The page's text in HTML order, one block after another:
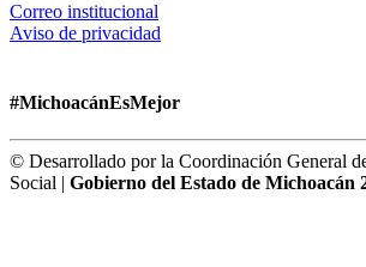
Correo institucional
Aviso de privacidad
#MichoacánEsMejor
© Desarrollado por la Coordinación General
Social | Gobierno del Estado de Michoacán